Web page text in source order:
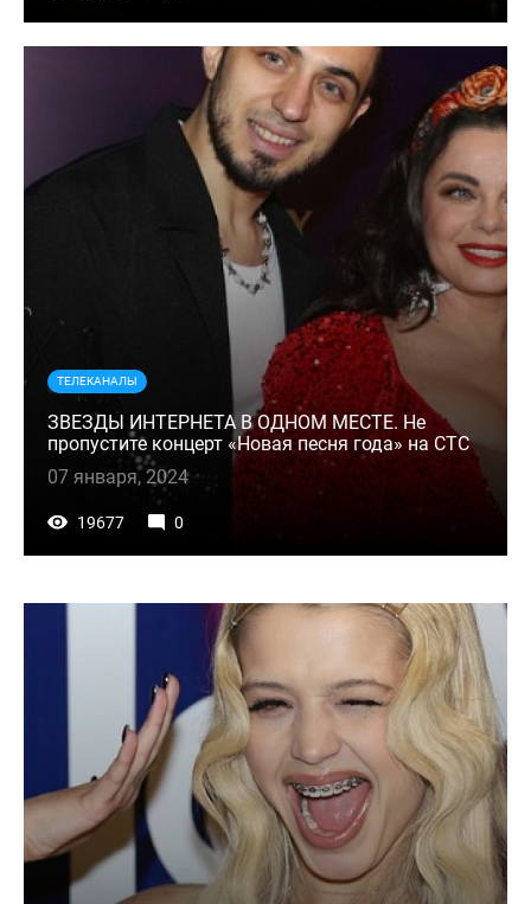
ТЕЛЕКАНАЛЫ
ЗВЕЗДЫ ИНТЕРНЕТА В ОДНОМ МЕСТЕ. Не
пропустите концерт «Новая песня года» на СТС
07 января, 2024
19677 0